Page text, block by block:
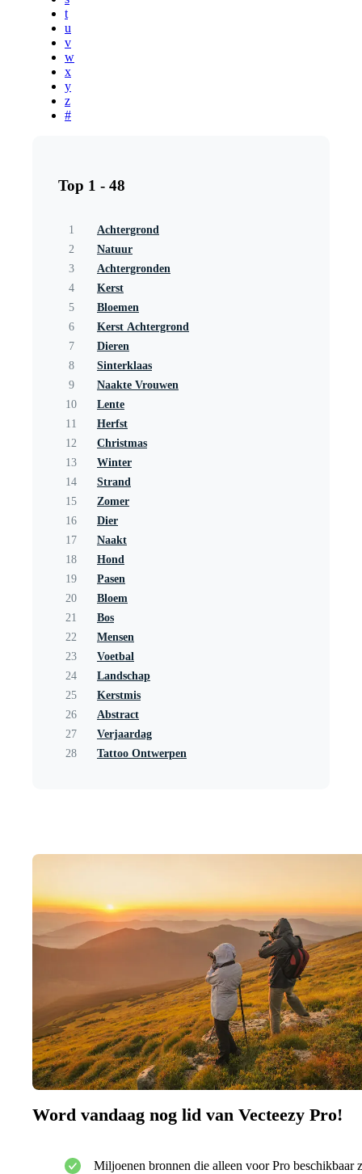
t
u
v
w
x
y
z
#
Top 1 - 48
1
Achtergrond
2
Natuur
3
Achtergronden
4
Kerst
5
Bloemen
6
Kerst Achtergrond
7
Dieren
8
Sinterklaas
9
Naakte Vrouwen
10
Lente
11
Herfst
12
Christmas
13
Winter
14
Strand
15
Zomer
16
Dier
17
Naakt
18
Hond
19
Pasen
20
Bloem
21
Bos
22
Mensen
23
Voetbal
24
Landschap
25
Kerstmis
26
Abstract
27
Verjaardag
28
Tattoo Ontwerpen
Word vandaag nog lid van Vecteezy Pro!
Miljoenen bronnen die alleen voor Pro beschikbaar